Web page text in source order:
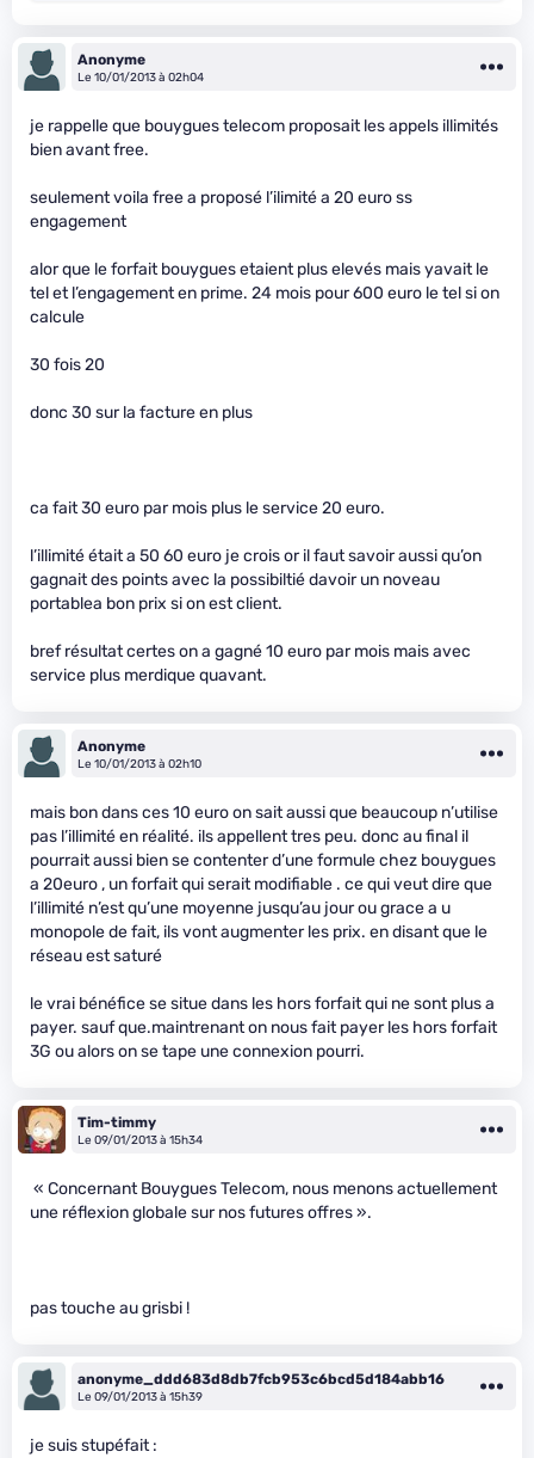
Anonyme
Le 10/01/2013 à 02h04
je rappelle que bouygues telecom proposait les appels illimités
bien avant free.
seulement voila free a proposé l’ilimité a 20 euro ss
engagement
alor que le forfait bouygues etaient plus elevés mais yavait le
tel et l’engagement en prime. 24 mois pour 600 euro le tel si on
calcule
30 fois 20
donc 30 sur la facture en plus
ca fait 30 euro par mois plus le service 20 euro.
l’illimité était a 50 60 euro je crois or il faut savoir aussi qu’on
gagnait des points avec la possibiltié davoir un noveau
portablea bon prix si on est client.
bref résultat certes on a gagné 10 euro par mois mais avec
service plus merdique quavant.
Anonyme
Le 10/01/2013 à 02h10
mais bon dans ces 10 euro on sait aussi que beaucoup n’utilise
pas l’illimité en réalité. ils appellent tres peu. donc au final il
pourrait aussi bien se contenter d’une formule chez bouygues
a 20euro , un forfait qui serait modifiable . ce qui veut dire que
l’illimité n’est qu’une moyenne jusqu’au jour ou grace a u
monopole de fait, ils vont augmenter les prix. en disant que le
réseau est saturé
le vrai bénéfice se situe dans les hors forfait qui ne sont plus a
payer. sauf que.maintrenant on nous fait payer les hors forfait
3G ou alors on se tape une connexion pourri.
Tim-timmy
Le 09/01/2013 à 15h34
« Concernant Bouygues Telecom, nous menons actuellement
une réflexion globale sur nos futures offres ».
pas touche au grisbi !
anonyme_ddd683d8db7fcb953c6bcd5d184abb16
Le 09/01/2013 à 15h39
je suis stupéfait :